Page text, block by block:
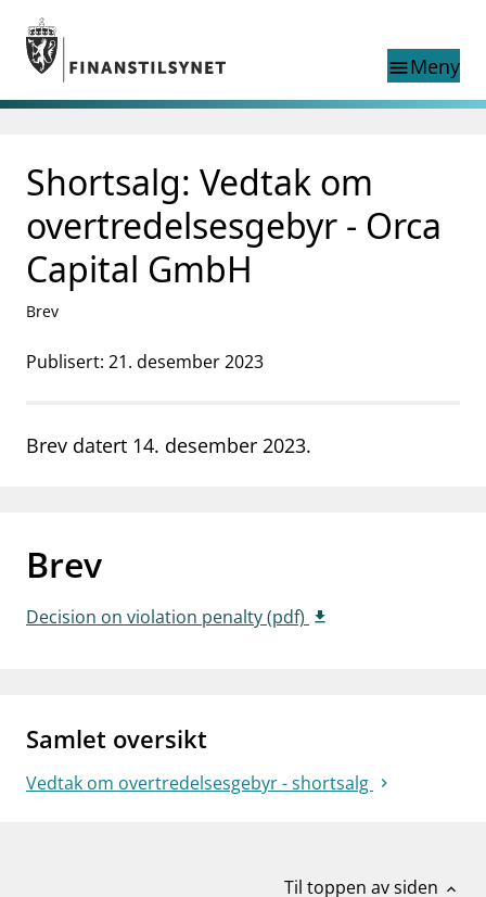
Gå til hovedinnhold
Gå til søkesiden
menuMeny
nettstedet
English
English
English home page
Tilsyn
Aktuelt
Finanstilsynets registre
Tema
supervisor_accountForbrukerinformasjon
mail_outlineKontakt oss
dashboard
Shortsalg: Vedtak om
overtredelsesgebyr - Orca
Capital GmbH
Brev
Publisert: 21. desember 2023
Brev datert 14. desember 2023.
Brev
Decision on violation penalty (pdf)
Samlet oversikt
Vedtak om overtredelsesgebyr - shortsalg
Til toppen av siden expand_less